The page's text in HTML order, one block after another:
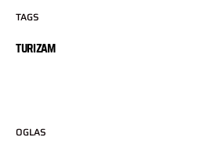
TAGS
TURIZAM
OGLAS